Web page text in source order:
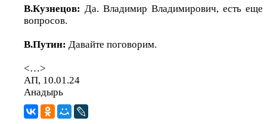
В.Кузнецов: Да. Владимир Владимирович, есть еще
вопросов.
В.Путин: Давайте поговорим.
<…>
АП, 10.01.24
Анадырь